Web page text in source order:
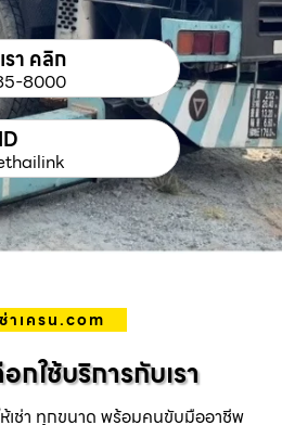
า คลิก
8000
าเครน.com
กใช้บริการกับเรา
ห้เช่า ทุกขนาด พร้อมคนขับมืออาชีพ